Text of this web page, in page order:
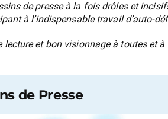
de presse à la fois drôles et
à l’indispensable travail d’auto-
lecture et bon visionnage à toutes et à
de Presse